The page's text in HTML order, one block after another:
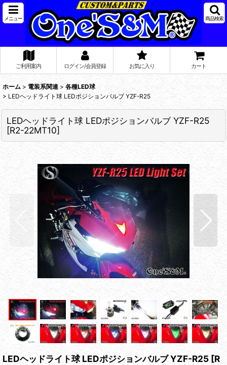
メニュー 商品検索
ご利用案内 ログイン/会員登録 お気に入り カート
ホーム > 電装系関連 > 各種LED球
> LEDヘッドライト球 LEDポジションバルブ YZF-R25
LEDヘッドライト球 LEDポジションバルブ YZF-R25
[R2-22MT10]
LEDヘッドライト球 LEDポジションバルブ YZF-R25 [R